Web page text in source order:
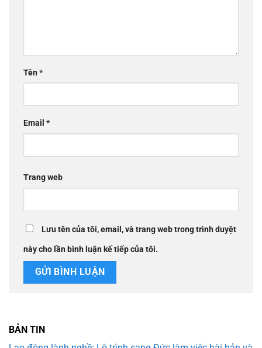
Tên*
Email *
Trang web
Lưu tên của tôi, email, và trang web trong trình duyệt
này cho lần bình luận kế tiếp của tôi.
BẢN TIN